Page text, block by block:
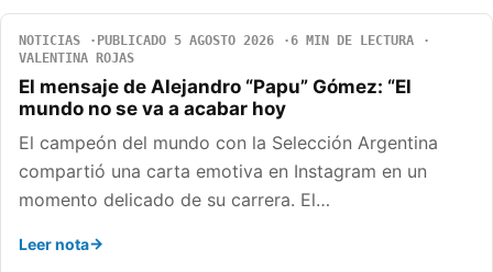
NOTICIAS PUBLICADO 5 AGOSTO 2026
6 MIN DE LECTURA
VALENTINA ROJAS
El mensaje de Alejandro “Papu” Gómez: “El
mundo no se va a acabar hoy
El campeón del mundo con la Selección Argentina
compartió una carta emotiva en Instagram en un
momento delicado de su carrera. El…
Leer nota